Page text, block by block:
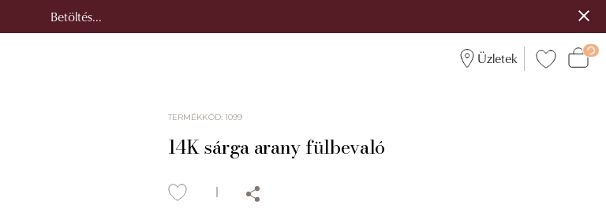
Betöltés...
Üzletek
TERMÉKKÓD:1099
14K sárga arany fülbevaló